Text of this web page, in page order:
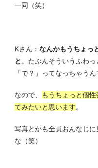
一同（笑）
Kさん： なんかもうちょっ
と 。たぶんそういうふわっ
「で？」ってなっちゃうん
なので、
もうちょっと個
てみたいと思います。
写真とかも全員おんなじ
な（笑）